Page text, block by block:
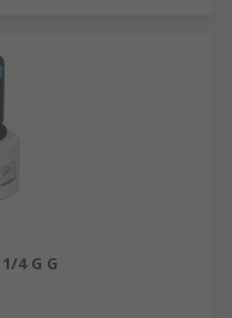
4 G G